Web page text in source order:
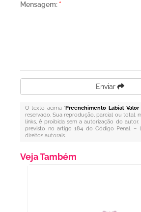
Mensagem: *
Enviar
O texto acima "Preenchimento Labial Valor
reservado. Sua reprodução, parcial ou total,
links, é proibida sem a autorização do
previsto no artigo 184 do Código Penal. –
direitos autorais.
Veja Também